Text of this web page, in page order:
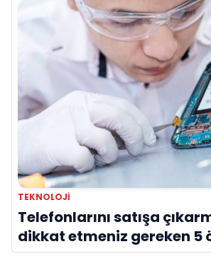
TEKNOLOJI
Telefonlarını satışa
dikkat etmeniz gereken 5
detay!